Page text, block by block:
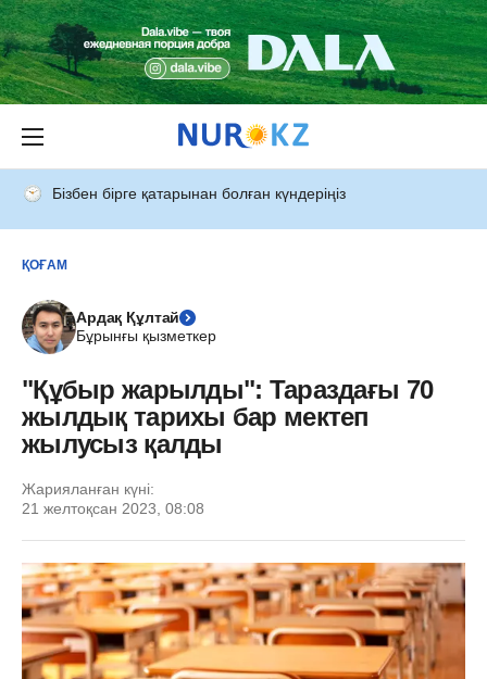
Бізбен бірге қатарынан болған күндеріңіз
ҚОҒАМ
Ардақ Құлтай
Бұрынғы қызметкер
"Құбыр жарылды": Тараздағы 70
жылдық тарихы бар мектеп
жылусыз қалды
Жарияланған күні:
21 желтоқсан 2023, 08:08